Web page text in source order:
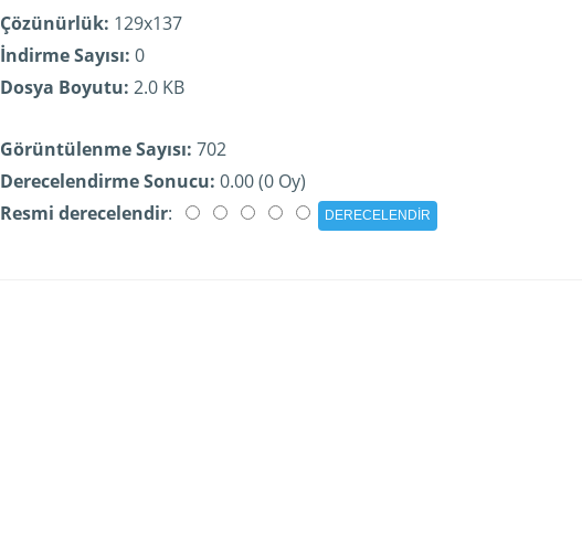
Çözünürlük: 129x137
İndirme Sayısı: 0
Dosya Boyutu: 2.0 KB
Görüntülenme Sayısı: 702
Derecelendirme Sonucu: 0.00 (0 Oy)
Resmi derecelendir: